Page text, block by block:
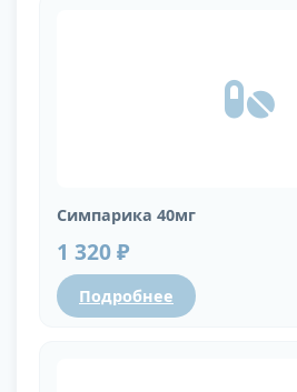
Симпарика 40мг
1 320 ₽
Подробнее